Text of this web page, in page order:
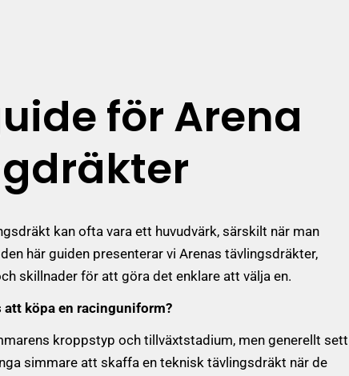
för Arena
kan ofta vara ett huvudvärk, särskilt när man
här guiden presenterar vi Arenas tävlingsdräkter,
skillnader för att göra det enklare att välja en.
att köpa en racinguniform?
kroppstyp och tillväxtstadium, men generellt sett
simmare att skaffa en teknisk tävlingsdräkt när de